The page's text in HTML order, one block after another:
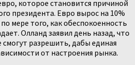
которое становится причиной
президента. Евро вырос на 10%
мере того, как обеспокоенность
Олланд заявил день назад, что
разрешить, дабы единая
от настроения рынка.